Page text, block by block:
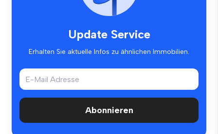
Update Service
Erhalten Sie aktuelle Infos zu ähnlichen Immobilien.
Abonnieren